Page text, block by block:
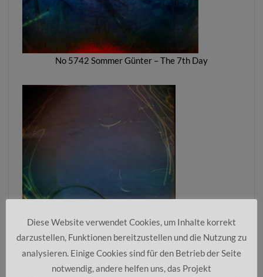
No 5742 Sommer Günter – The 7th Day
No 6281-5 Sommer Günter – The 7th Day
Diese Website verwendet Cookies, um Inhalte korrekt
darzustellen, Funktionen bereitzustellen und die Nutzung zu
analysieren. Einige Cookies sind für den Betrieb der Seite
notwendig, andere helfen uns, das Projekt